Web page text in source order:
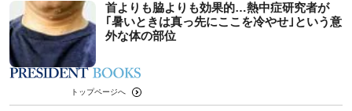
首よりも脇よりも効果的…熱中症研究者が
｢暑いときは真っ先にここを冷やせ｣という意
外な体の部位
トップページへ